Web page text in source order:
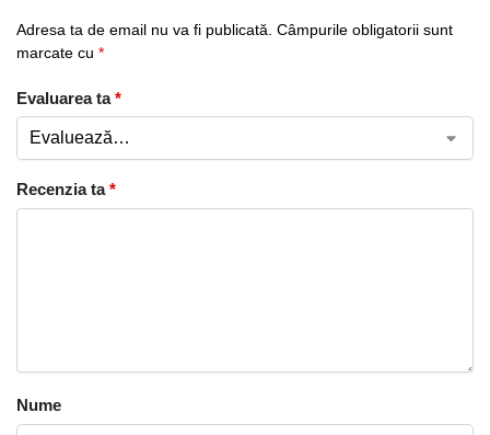
Adresa ta de email nu va fi publicată. Câmpurile obligatorii sunt
marcate cu *
Evaluarea ta*
Recenzia ta*
Nume